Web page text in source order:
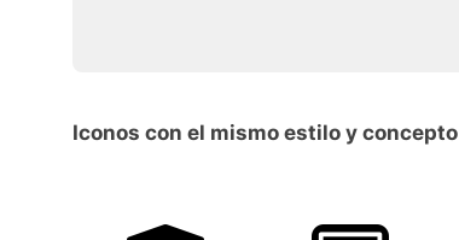
Iconos con el mismo estilo y concepto